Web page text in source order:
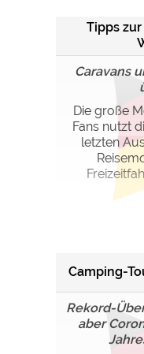
Tipps
Caravans
Die große
Fans nutzt
letzten
Camping-
Rekord-
aber
Die
über "COOKIES"